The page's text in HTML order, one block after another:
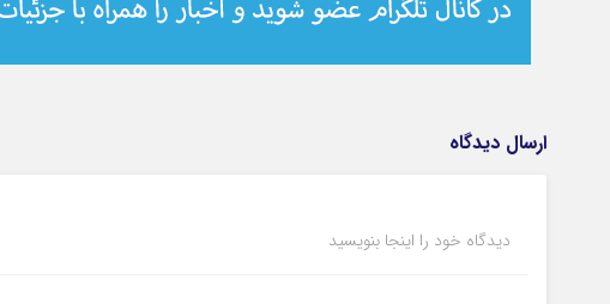
ارسال دیدگاه
دیدگاه خود را اینجا بنویسید